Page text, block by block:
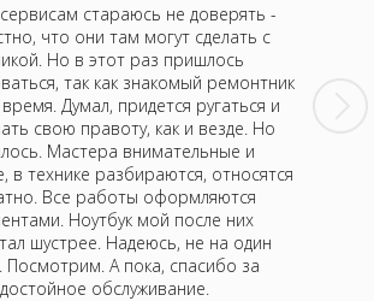
стараюсь не доверять -
что они там могут сделать с
Но в этот раз пришлось
так как знакомый ремонтник
Думал, придется ругаться и
свою правоту, как и везде. Но
Мастера внимательные и
в технике разбираются, относятся
Все работы оформляются
Ноутбук мой после них
шустрее. Надеюсь, не на один
Посмотрим. А пока, спасибо за
достойное обслуживание.
через
Жаль,
них